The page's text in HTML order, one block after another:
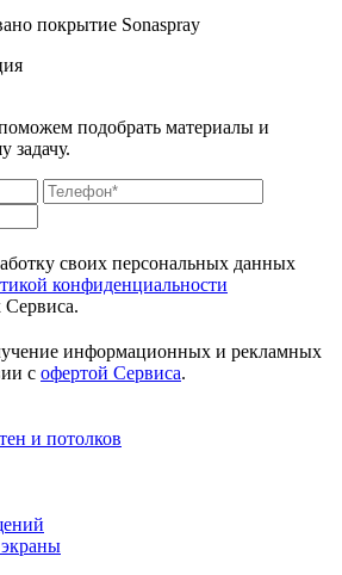
покрытие Sonaspray
подобрать материалы и
задачу.
своих персональных данных
конфиденциальности
информационных и рекламных
с офертой Сервиса.
и потолков